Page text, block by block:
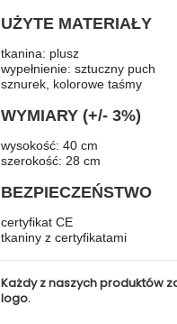
UŻYTE MATERIAŁY
tkanina: plusz
wypełnienie: sztuczny puch
sznurek, kolorowe taśmy
WYMIARY (+/- 3%)
wysokość: 40 cm
szerokość: 28 cm
BEZPIECZEŃSTWO
certyfikat CE
tkaniny z certyfikatami
Każdy z naszych produktów
logo.